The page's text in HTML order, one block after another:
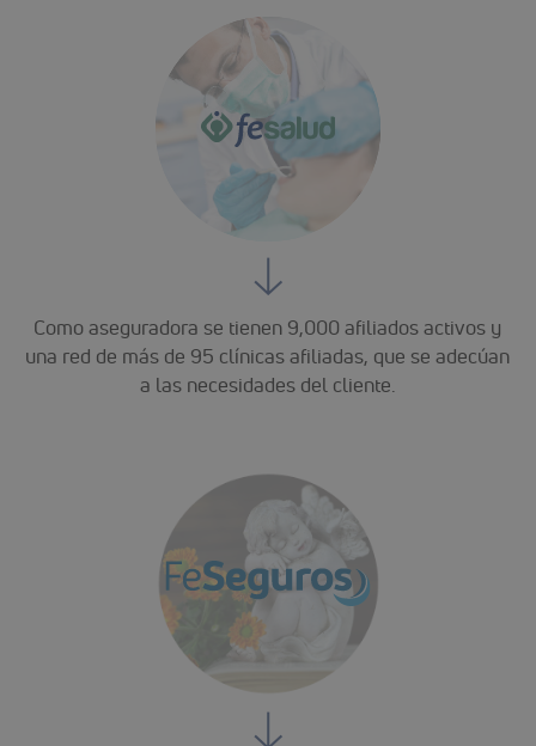
Como aseguradora se tienen 9,000 afiliados activos y
una red de más de 95 clínicas afiliadas, que se adecúan
a las necesidades del cliente.